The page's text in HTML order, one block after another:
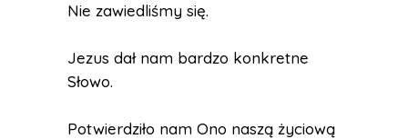
Nie zawiedliśmy się.
Jezus dał nam bardzo konkretne
Słowo.
Potwierdziło nam Ono naszą życiową